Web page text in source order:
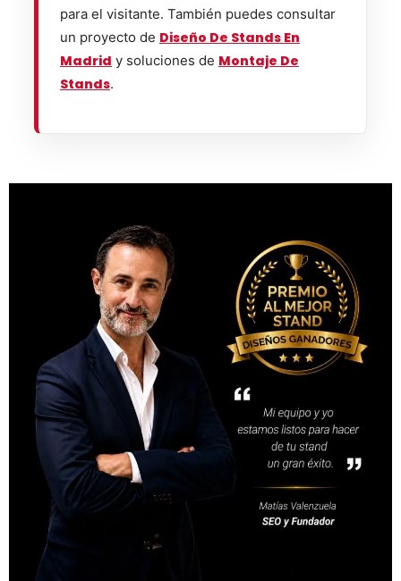
para el visitante. También puedes consultar
un proyecto de Diseño De Stands En
Madrid y soluciones de Montaje De
Stands.